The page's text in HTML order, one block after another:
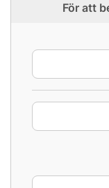
För att